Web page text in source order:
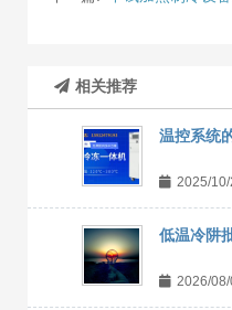
相关推荐
温控系统
2025/10/
低温冷阱
2026/08/